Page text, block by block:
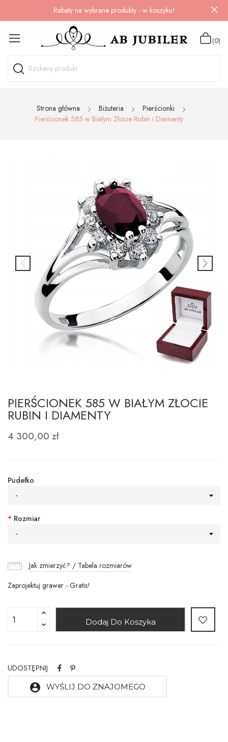
Rabaty na wybrane produkty - w koszyku!
(0)
Strona główna Biżuteria
Pierścionki
Pierścionek 585 w Białym Złocie Rubin i Diamenty
PIERŚCIONEK 585 W BIAŁYM ZŁOCIE
RUBIN I DIAMENTY
4 300,00 zł
Pudełko
-
* Rozmiar
-
Jak zmierzyć? / Tabela rozmiarów
Zaprojektuj grawer - Gratis!
Dodaj Do Koszyka
UDOSTĘPNIJ
account_circle WYŚLIJ DO ZNAJOMEGO